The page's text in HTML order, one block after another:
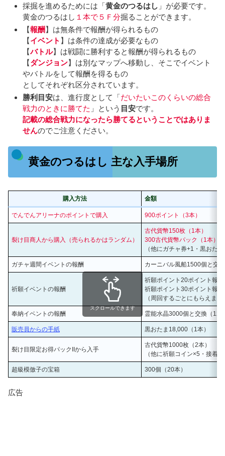
採掘を進めるためには「黄金のつるはし 」が必要です。
黄金のつるはし １本で５Ｆ分掘ることができます。
【報酬】は無条件で報酬が得られるもの
【イベント 】は条件の達成が必要なもの
【バトル】は戦闘に勝利すると報酬が得られるもの
【ダンジョン】は別なマップへ移動し、そこでイベント
やバトルをして報酬を得るもの
としてそれぞれ区分されています。
勝利目安は、進行度として「だいたいこのくらいの総合
戦力のときに勝てた 」という 目安です。
記載の総合戦力になったら勝てるということではありま
せんのでご注意ください。
黄金のつるはし 主な入手場所
購入方法 金額
でんでんアリーナのポイントで購入 900ポイント（3本）
裂け目商人から購入（売られるかはランダム）
古代貨幣150枚（1本）
300古代貨幣パック（1本）
（他にガチャ券+1・黒おた
ガチャ週間イベントの報酬 カーニバル風船1500個と交
祈願イベントの報酬
祈願ポイント20ポイント報
祈願ポイント30ポイント報
（周回するごとにもらえます
奉納イベントの報酬 霊能水晶3000個と交換（12
販売員からの手紙 黒おたま18,000（1本）
裂け目限定お得パックIIから入手
古代貨幣1000枚（2本）
（他に祈願コイン×5・接着
超級模倣子の宝箱 300個（20本）
スクロールできます
広告